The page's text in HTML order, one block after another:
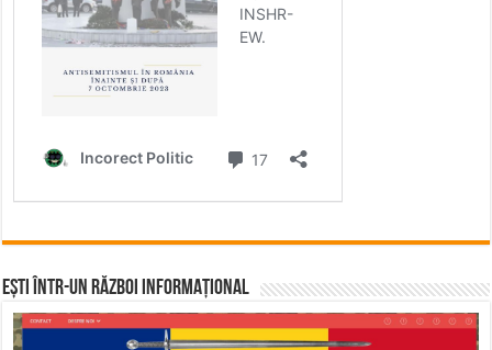
Ești într-un RĂZBOI INFORMAȚIONAL